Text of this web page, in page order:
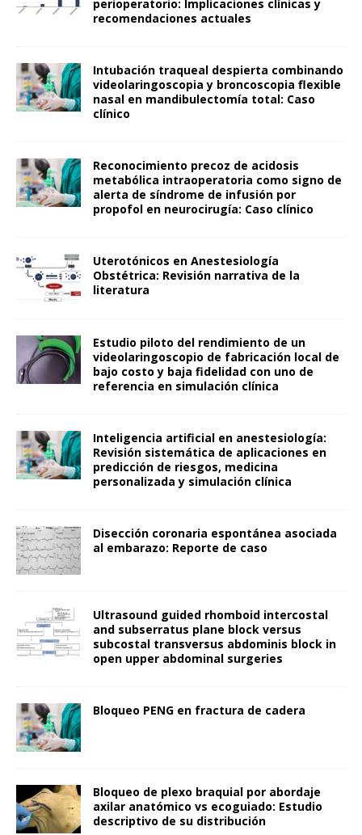
perioperatorio: Implicaciones clínicas y
recomendaciones actuales
Intubación traqueal despierta combinando
videolaringoscopia y broncoscopia flexible
nasal en mandibulectomía total: Caso
clínico
Reconocimiento precoz de acidosis
metabólica intraoperatoria como signo de
alerta de síndrome de infusión por
propofol en neurocirugía: Caso clínico
Uterotónicos en Anestesiología
Obstétrica: Revisión narrativa de la
literatura
Estudio piloto del rendimiento de un
videolaringoscopio de fabricación local de
bajo costo y baja fidelidad con uno de
referencia en simulación clínica
Inteligencia artificial en anestesiología:
Revisión sistemática de aplicaciones en
predicción de riesgos, medicina
personalizada y simulación clínica
Disección coronaria espontánea asociada
al embarazo: Reporte de caso
Ultrasound guided rhomboid intercostal
and subserratus plane block versus
subcostal transversus abdominis block in
open upper abdominal surgeries
Bloqueo PENG en fractura de cadera
Bloqueo de plexo braquial por abordaje
axilar anatómico vs ecoguiado: Estudio
descriptivo de su distribución